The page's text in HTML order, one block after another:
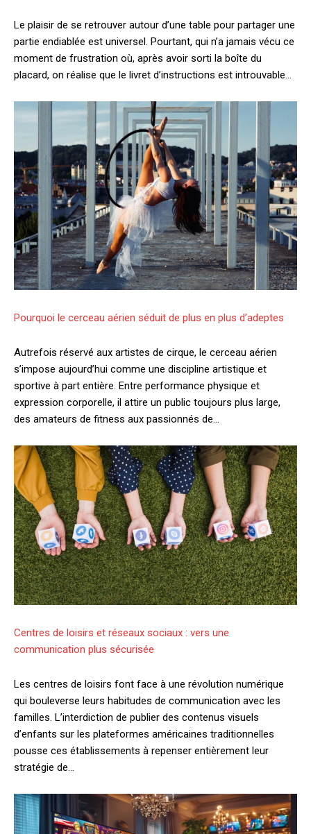
Le plaisir de se retrouver autour d’une table pour partager une
partie endiablée est universel. Pourtant, qui n’a jamais vécu ce
moment de frustration où, après avoir sorti la boîte du
placard, on réalise que le livret d’instructions est introuvable…
Pourquoi le cerceau aérien séduit de plus en plus d’adeptes
Autrefois réservé aux artistes de cirque, le cerceau aérien
s’impose aujourd’hui comme une discipline artistique et
sportive à part entière. Entre performance physique et
expression corporelle, il attire un public toujours plus large,
des amateurs de fitness aux passionnés de…
Centres de loisirs et réseaux sociaux : vers une
communication plus sécurisée
Les centres de loisirs font face à une révolution numérique
qui bouleverse leurs habitudes de communication avec les
familles. L’interdiction de publier des contenus visuels
d’enfants sur les plateformes américaines traditionnelles
pousse ces établissements à repenser entièrement leur
stratégie de…